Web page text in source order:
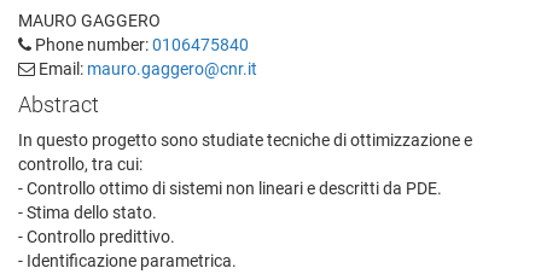
MAURO GAGGERO
Phone number:0106475840
Email: mauro.gaggero@cnr.it
Abstract
In questo progetto sono studiate tecniche di ottimizzazione e
controllo, tra cui:
- Controllo ottimo di sistemi non lineari e descritti da PDE.
- Stima dello stato.
- Controllo predittivo.
- Identificazione parametrica.